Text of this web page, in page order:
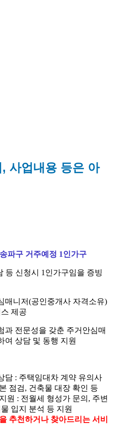
사업내용 등은 아
파구 거주예정 1인가구
등 신청시 1인가구임을 증빙
매니저(공인중개사 자격소유)
제공
과 전문성을 갖춘 주거안심매
여 상담 및 동행 지원
담 : 주택임대차 계약 유의사
점검, 건축물 대장 확인 등
원 : 전월세 형성가 문의, 주변
입지 분석 등 지원
추천하거나 찾아드리는 서비